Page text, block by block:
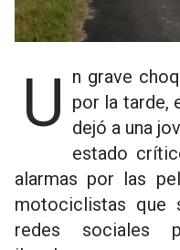
Un grave choque ocurrido este domingo por la tarde,
dejó a una
estado
alarmas por las
motociclistas que
redes sociales